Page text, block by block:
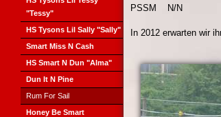
"Tessy"
HS Tysons Lil Sally "Sally"
Smart Miss N Cash
HS Smart N Dun "Alma"
Dun It N Pine
Rum For Sail
Honey Be Smart
PSSM N/N
In 2012 erwarten wir